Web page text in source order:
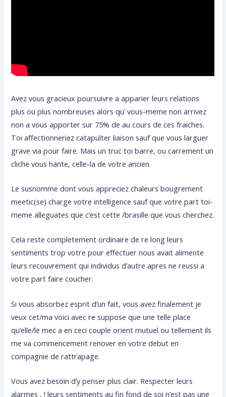
Avez vous gracieux poursuivre a apparier leurs relations
plus ou plus nombreuses alors qu’ vous-meme non arrivez
non a vous apporter sur 75% de au cours de ces fraiches.
Toi affectionneriez catapulter liaison sauf que vous larguer
grave via pour faire. Mais un truc toi barre, ou carrement un
cliche vous hante, celle-la de votre ancien.
Le susnomme dont vous appreciez chaleurs bougrement
meetic(se) charge votre intelligence sauf que votre part toi-
meme alleguates que c’est cette /brasille que vous cherchez.
Cela reste completement ordinaire de re long leurs
sentiments trop votre pour effectuer nous avait alimente
leurs recouvrement qui individus d’autre apres ne reussi a
votre part faire coucher.
Si vous absorbez esprit d’un fait, vous avez finalement je
veux cet/ma voici avec re suppose que une telle place
qu’elle/le mec a en ceci couple orient mutuel ou tellement ils
me va commencement renover en votre debut en
compagnie de rattrapage.
Vous avez besoin d’y penser plus clair. Respecter leurs
alarmes , ! leurs sentiments au fin fond de soi n’est pas une